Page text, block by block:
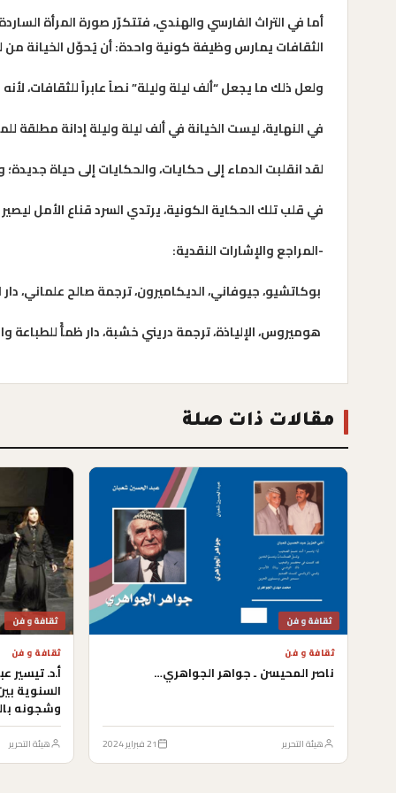
أما في التراث الفارسي والهندي، فتتكرّر صورة المرأة
الثقافات يمارس وظيفة كونية واحدة: أن يُحوِّل الخيانة
ولعل ذلك ما يجعل “ألف ليلة وليلة” نصاً عابراً للثقافات،
في النهاية، ليست الخيانة في ألف ليلة وليلة إدانة مطلقة
لقد انقلبت الدماء إلى حكايات، والحكايات إلى حياة
في قلب تلك الحكاية الكونية، يرتدي السرد قناع الأمل
-المراجع والإشارات النقدية:
بوكاتشيو، جيوفاني، الديكاميرون، ترجمة صالح علماني، دار
هوميروس، الإلياذة، ترجمة دريني خشبة، دار ظمأً للطباعة
مقالات ذات صلة
ثقافة و فن
ثقافة و فن
ناصر المحيسن ـ جواهر الجواهري…
هيئة التحرير 21 فبراير 2024
ثقافة و فن
ثقافة و فن
أ.د. تيسير
السنوية
وشجونه
هيئة التحرير